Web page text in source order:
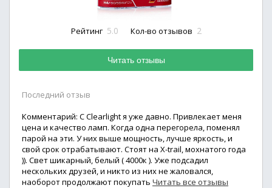
Рейтинг 5.0 Кол-во отзывов 2
Читать отзывы
Последний отзыв
Комментарий: С Clearlight я уже давно. Привлекает меня
цена и качество ламп. Когда одна перегорела, поменял
парой на эти. У них выше мощность, лучше яркость, и
свой срок отрабатывают. Стоят на X-trail, мохнатого года
)). Свет шикарный, белый ( 4000к ). Уже подсадил
нескольких друзей, и никто из них не жаловался,
наоборот продолжают покупать Читать все отзывы